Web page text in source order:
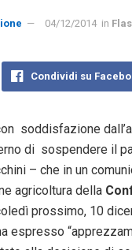
04/12/2014 in
Condividi su
soddisfazione
di sospendere il
– che in un
agricoltura della
prossimo, 10
espresso